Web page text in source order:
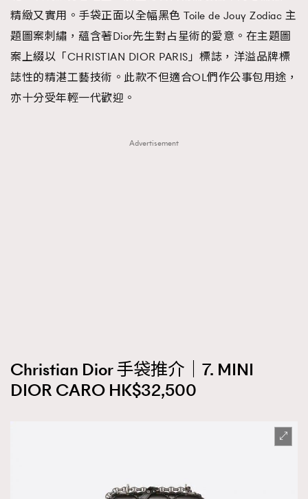
精緻又實用。手袋正面以全幅黑色 Toile de Jouy Zodiac 主
題圖案刺繡，蘊含著Dior先生對占星術的愛意。在主題圖
案上綴以「CHRISTIAN DIOR PARIS」標誌，洋溢品牌標
誌性的精湛工藝技術。此款不但適合OL們作公事包用途，
亦十分受年輕一代歡迎。
Advertisement
Christian Dior 手袋推介｜7. MINI
DIOR CARO HK$32,500